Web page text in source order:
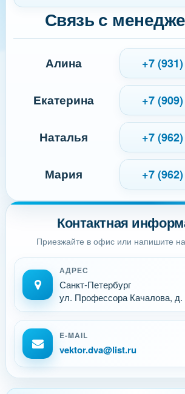
Контактная
Приезжайте в офис или напишите
АДРЕС
Санкт-Петербург
ул. Профессора Качалова, д.
E-MAIL
vektor.dva@list.ru
Связь с
Алина +7
Екатерина +7
Наталья +7
Мария +7